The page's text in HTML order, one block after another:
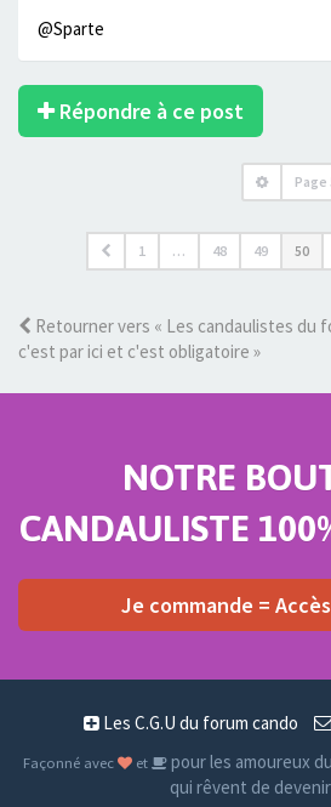
@Sparte
Répondre à ce post
Page
1 … 48 49 50
Retourner vers « Les candaulistes du
c'est par ici et c'est obligatoire »
NOTRE
CANDAULISTE
Je commande =
Les C.G.U du forum cando
Façonné avec et
pour les amoureux
qui rêvent de